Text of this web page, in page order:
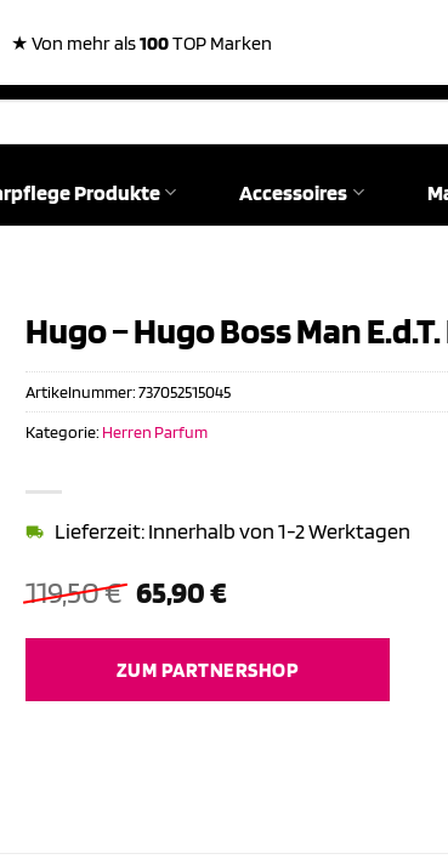
★ Von mehr als100TOP Marken
Produkte Accessoires
Hugo – Hugo Boss Man
119,50€ Ursprünglicher
119,50 €
65,90€Aktueller
65,90 €.
Lieferzeit: Innerhalb von 1-2 Werktagen
ZUM PARTNERSHOP
Artikelnummer:737052515045
Kategorie: Herren Parfum